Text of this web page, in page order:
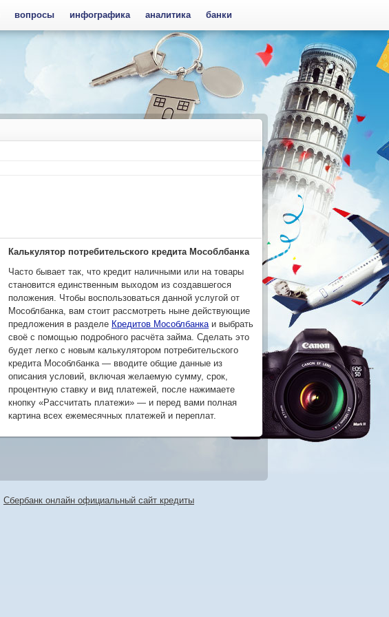
Калькулятор потребительского кредита Мособлбанка
Часто бывает так, что кредит наличными или на товары
становится единственным выходом из создавшегося
положения. Чтобы воспользоваться данной услугой от
Мособлбанка, вам стоит рассмотреть ныне действующие
предложения в разделе Кредитов Мособлбанка и выбрать
своё с помощью подробного расчёта займа. Сделать это
будет легко с новым калькулятором потребительского
кредита Мособлбанка — вводите общие данные из
описания условий, включая желаемую сумму, срок,
процентную ставку и вид платежей, после нажимаете
кнопку «Рассчитать платежи» — и перед вами полная
картина всех ежемесячных платежей и переплат.
вопросы инфографика аналитика банки
Сбербанк онлайн официальный сайт кредиты